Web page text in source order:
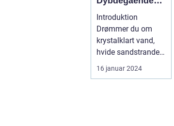
Oplevelse af
Paradis
Introduktion
Drømmer du om
krystalklart vand,
hvide sandstrande
og en afslappende
atmosfære? Så er
16 januar 2024